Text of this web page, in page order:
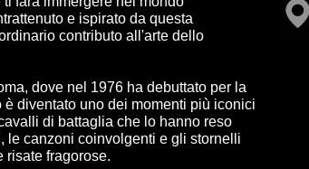
e ispirato da questa
contributo all'arte dello
dove nel 1976 ha debuttato per la
diventato uno dei momenti più iconici
di battaglia che lo hanno reso
le canzoni coinvolgenti e gli stornelli
risate fragorose.